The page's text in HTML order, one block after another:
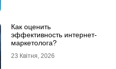
Как оценить
эффективность интернет-
маркетолога?
23 Квітня, 2026